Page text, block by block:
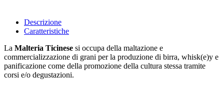
Descrizione
Caratteristiche
La Malteria Ticinese si occupa della maltazione e
commercializzazione di grani per la produzione di birra, whisk(e)y e
panificazione come della promozione della cultura stessa tramite
corsi e/o degustazioni.